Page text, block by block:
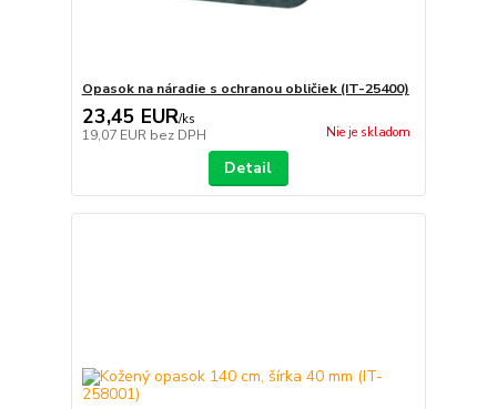
Opasok na náradie s ochranou obličiek (IT-25400)
23,45 EUR/ks
19,07 EUR bez DPH Nie je skladom
Detail